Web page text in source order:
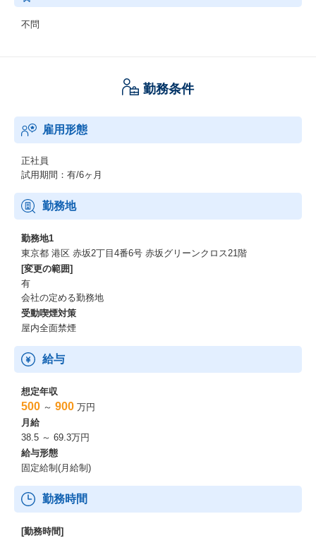
不問
勤務条件
雇用形態
正社員
試用期間：有/6ヶ月
勤務地
勤務地1
東京都 港区 赤坂2丁目4番6号 赤坂グリーンクロス21階
[変更の範囲]
有
会社の定める勤務地
受動喫煙対策
屋内全面禁煙
給与
想定年収
500 ～ 900 万円
月給
38.5 ～ 69.3万円
給与形態
固定給制(月給制)
勤務時間
[勤務時間]